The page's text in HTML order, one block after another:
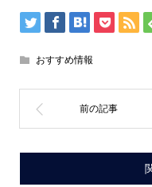
おすすめ情報